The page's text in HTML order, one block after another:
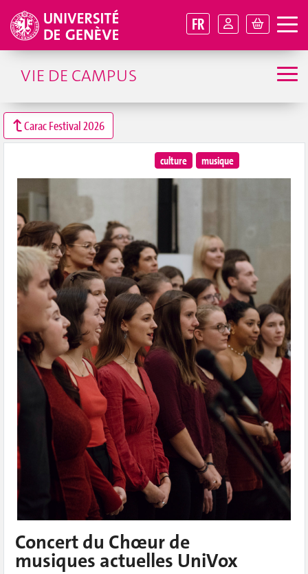
FR
VIE DE CAMPUS
Carac Festival 2026
culture musique
Concert du Chœur de
musiques actuelles UniVox